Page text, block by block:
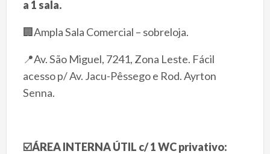
a 1 sala.
🏢Ampla Sala Comercial – sobreloja.
📍Av. São Miguel, 7241, Zona Leste. Fácil
acesso p/ Av. Jacu-Pêssego e Rod. Ayrton
Senna.
☑️ÁREA INTERNA ÚTIL c/ 1 WCprivativo: